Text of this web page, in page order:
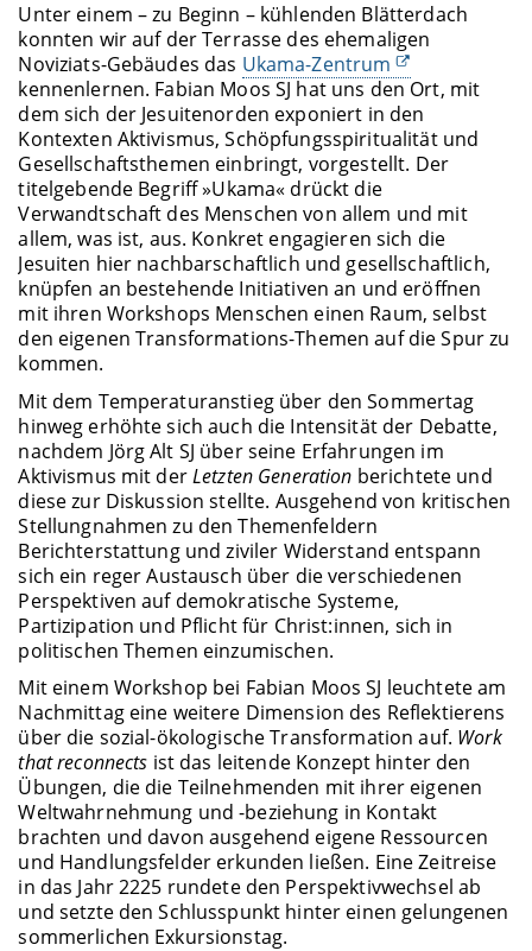
Unter einem – zu Beginn – kühlenden Blätterdach
konnten wir auf der Terrasse des ehemaligen
Noviziats-Gebäudes das Ukama-Zentrum
kennenlernen. Fabian Moos SJ hat uns den Ort, mit
dem sich der Jesuitenorden exponiert in den
Kontexten Aktivismus, Schöpfungsspiritualität und
Gesellschaftsthemen einbringt, vorgestellt. Der
titelgebende Begriff »Ukama« drückt die
Verwandtschaft des Menschen von allem und mit
allem, was ist, aus. Konkret engagieren sich die
Jesuiten hier nachbarschaftlich und gesellschaftlich,
knüpfen an bestehende Initiativen an und eröffnen
mit ihren Workshops Menschen einen Raum, selbst
den eigenen Transformations-Themen auf die Spur zu
kommen.
Mit dem Temperaturanstieg über den Sommertag
hinweg erhöhte sich auch die Intensität der Debatte,
nachdem Jörg Alt SJ über seine Erfahrungen im
Aktivismus mit derLetzten Generation berichtete und
diese zur Diskussion stellte. Ausgehend von kritischen
Stellungnahmen zu den Themenfeldern
Berichterstattung und ziviler Widerstand entspann
sich ein reger Austausch über die verschiedenen
Perspektiven auf demokratische Systeme,
Partizipation und Pflicht für Christ:innen, sich in
politischen Themen einzumischen.
Mit einem Workshop bei Fabian Moos SJ leuchtete am
Nachmittag eine weitere Dimension des Reflektierens
über die sozial-ökologische Transformation auf. Work
that reconnects ist das leitende Konzept hinter den
Übungen, die die Teilnehmenden mit ihrer eigenen
Weltwahrnehmung und -beziehung in Kontakt
brachten und davon ausgehend eigene Ressourcen
und Handlungsfelder erkunden ließen. Eine Zeitreise
in das Jahr 2225 rundete den Perspektivwechsel ab
und setzte den Schlusspunkt hinter einen gelungenen
sommerlichen Exkursionstag.